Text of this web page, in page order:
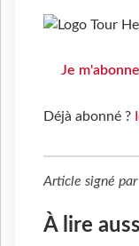
Je m'abonne
Déjà abonné ?
Article signé par
À lire